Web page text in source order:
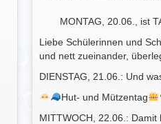
MONTAG, 20.06., ist
Liebe Schülerinnen und
und nett zueinander,
DIENSTAG, 21.06.: Und
Hut- und Mützentag
MITTWOCH, 22.06.: